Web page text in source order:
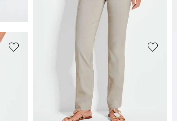
30-Tage-Bestpreis**: 99,95 € (-20%)
GOLDNER
+ 4